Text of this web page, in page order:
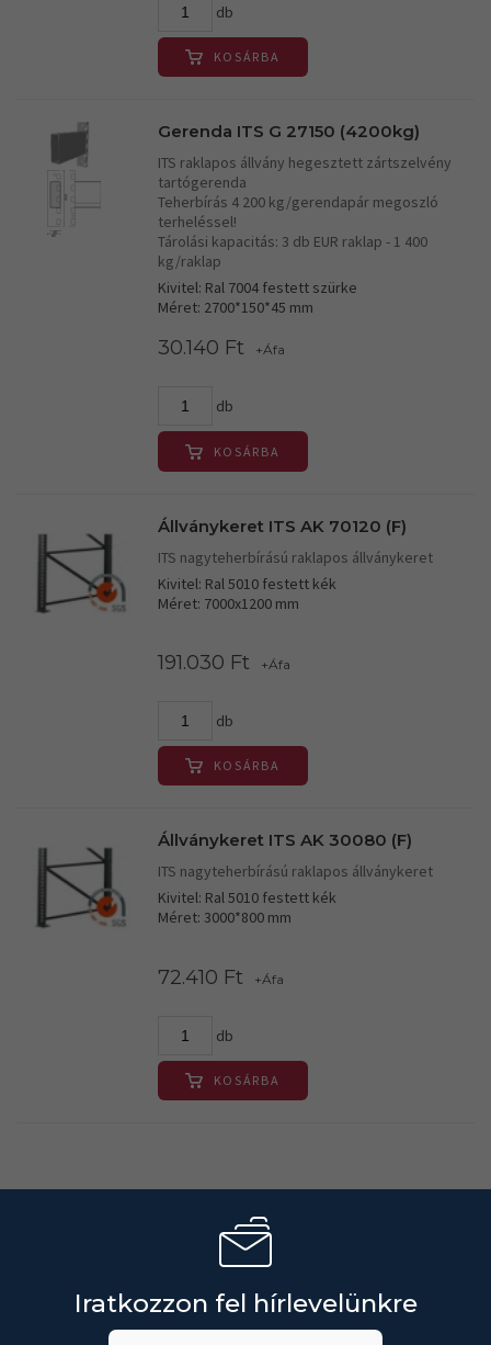
db
KOSÁRBA
Gerenda ITS G 27150 (4200kg)
ITS raklapos állvány hegesztett zártszelvény
tartógerenda
Teherbírás 4 200 kg/gerendapár megoszló
terheléssel!
Tárolási kapacitás: 3 db EUR raklap - 1 400
kg/raklap
Kivitel: Ral 7004 festett szürke
Méret: 2700*150*45 mm
30.140 Ft +Áfa
db
KOSÁRBA
Állványkeret ITS AK 70120 (F)
ITS nagyteherbírású raklapos állványkeret
Kivitel: Ral 5010 festett kék
Méret: 7000x1200 mm
191.030 Ft +Áfa
db
KOSÁRBA
Állványkeret ITS AK 30080 (F)
ITS nagyteherbírású raklapos állványkeret
Kivitel: Ral 5010 festett kék
Méret: 3000*800 mm
72.410 Ft +Áfa
db
KOSÁRBA
Iratkozzon fel hírlevelünkre